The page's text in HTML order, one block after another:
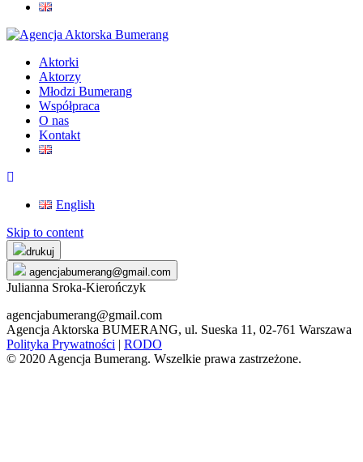
Aktorki
Aktorzy
Młodzi Bumerang
Współpraca
O nas
Kontakt
English
Skip to content
drukuj
agencjabumerang@gmail.com
Julianna Sroka-Kierończyk
agencjabumerang@gmail.com
Agencja Aktorska BUMERANG, ul. Sueska 11, 02-761 Warszawa
Polityka Prywatności | RODO
© 2020 Agencja Bumerang. Wszelkie prawa zastrzeżone.